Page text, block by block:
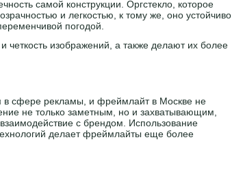
самой конструкции. Оргстекло, которое
и легкостью, к тому же, оно устойчиво
погодой.
четкость изображений, а также делают их более
в сфере рекламы, и фреймлайт в Москве не
не только заметным, но и захватывающим,
с брендом. Использование
делает фреймлайты еще более